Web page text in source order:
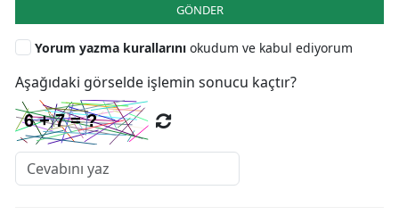
GÖNDER
Yorum yazma kurallarını okudum ve kabul ediyorum
Aşağıdaki görselde işlemin sonucu kaçtır?